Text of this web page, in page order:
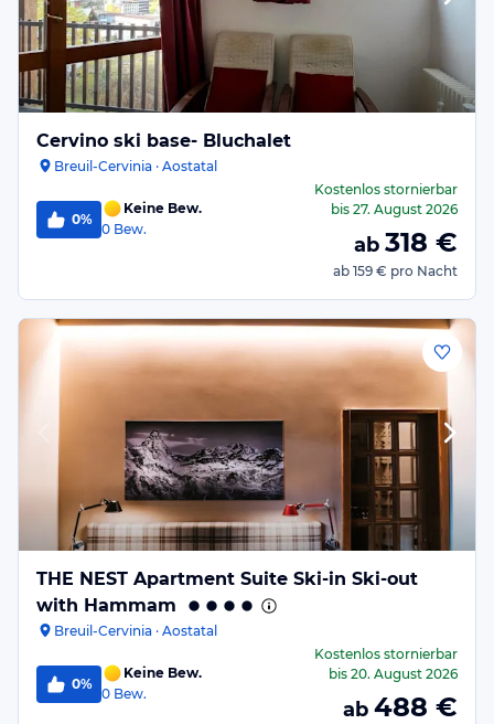
Cervino ski base- Bluchalet
Breuil-Cervinia · Aostatal
0%
Keine Bew.
0 Bew.
Kostenlos stornierbar
bis 27. August 2026
ab 318 €
ab 159 € pro Nacht
THE NEST Apartment Suite Ski-in Ski-out
with Hammam
Breuil-Cervinia · Aostatal
0%
Keine Bew.
0 Bew.
Kostenlos stornierbar
bis 20. August 2026
ab 488 €